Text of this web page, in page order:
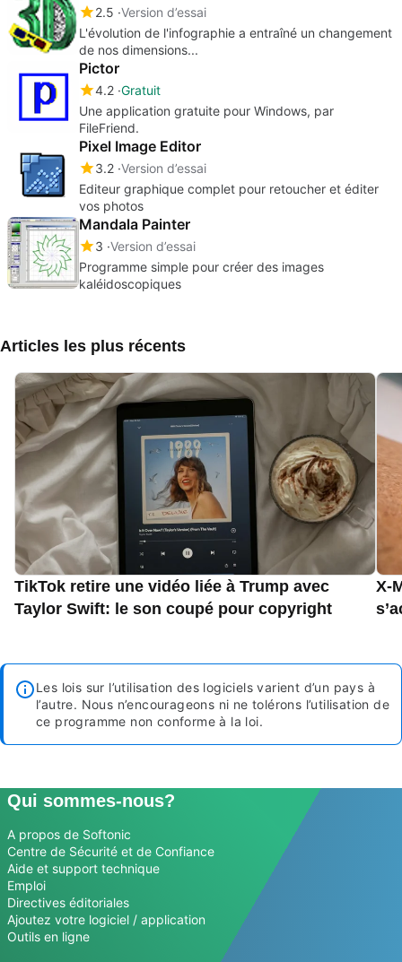
2.5 Version d’essai
L'évolution de l'infographie a entraîné un changement
de nos dimensions...
Pictor
4.2 Gratuit
Une application gratuite pour Windows, par
FileFriend.
Pixel Image Editor
3.2 Version d’essai
Editeur graphique complet pour retoucher et éditer
vos photos
Mandala Painter
3 Version d’essai
Programme simple pour créer des images
kaléidoscopiques
Articles les plus récents
TikTok retire une vidéo liée à Trump avec
Taylor Swift: le son coupé pour copyright
X-
Les lois sur l’utilisation des logiciels varient d’un pays à
l’autre. Nous n’encourageons ni ne tolérons l’utilisation de
ce programme non conforme à la loi.
Qui sommes-nous?
A propos de Softonic
Centre de Sécurité et de Confiance
Aide et support technique
Emploi
Directives éditoriales
Ajoutez votre logiciel / application
Outils en ligne